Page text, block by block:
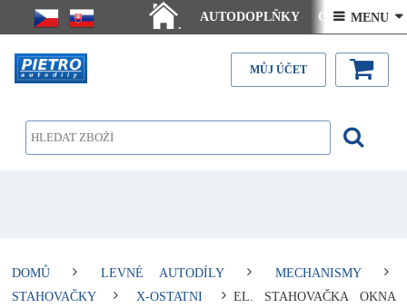
.
AUTODOPLŇKY Ceny doručení
Články - návody Kontakt
 MENU 
MŮJ ÚČET
DOMŮ LEVNÉ AUTODÍLY
MECHANISMY
STAHOVAČKY
X-OSTATNI
EL. STAHOVAČKA OKNA